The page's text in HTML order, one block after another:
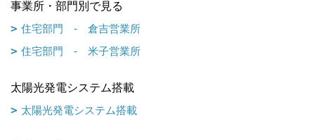
事業所・部門別で見る
住宅部門 - 倉吉営業所
住宅部門 - 米子営業所
太陽光発電システム搭載
太陽光発電システム搭載